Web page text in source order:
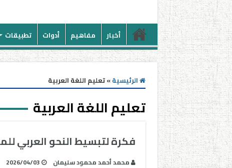
أخبار مفاهيم أدوات تطبيقات
الرئيسية»تعليم اللغة العربية
تعليم اللغة العربية
فكرة لتبسيط النحو العربي
محمد أحمد محمود سليمان 2026/04/03